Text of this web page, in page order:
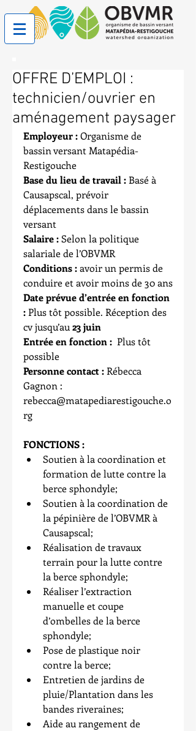
OFFRE D’EMPLOI :
technicien/ouvrier en
aménagement paysager
Employeur : Organisme de
bassin versant Matapédia-
Restigouche
Base du lieu de travail : Basé à
Causapscal, prévoir
déplacements dans le bassin
versant
Salaire : Selon la politique
salariale de l’OBVMR
Conditions : avoir un permis de
conduire et avoir moins de 30 ans
Date prévue d’entrée en fonction
: Plus tôt possible. Réception des
cv jusqu’au 23 juin
Entrée en fonction :
  Plus tôt
possible
Personne contact : Rébecca
Gagnon :
rebecca@matapediarestigouche.o
rg
FONCTIONS :
Soutien à la coordination et
formation de lutte contre la
berce sphondyle;
Soutien à la coordination de
la pépinière de l’OBVMR à
Causapscal;
Réalisation de travaux
terrain pour la lutte contre
la berce sphondyle;
Réaliser l’extraction
manuelle et coupe
d’ombelles de la berce
sphondyle;
Pose de plastique noir
contre la berce;
Entretien de jardins de
pluie/Plantation dans les
bandes riveraines;
Aide au rangement de